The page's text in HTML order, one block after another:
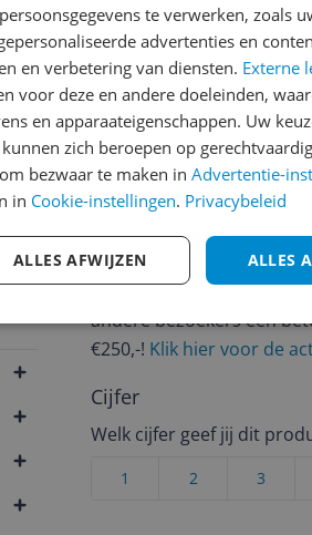
Reviews
Er zijn nog geen
Heb jij dit product in bezit
met het schrijven van je
een review gemiddeld
andere bezoekers een
€250,-! Klik hier voor de
Cijfer
Welk cijfer geef jij dit
3
2
1
te verwerken, zoals
advertenties en
en verbetering van diensten. Externe
voor deze en andere doeleinden,
en apparaateigenschappen. Uw
zich beroepen op
bezwaar te maken in Advertentie-
in Cookie-instellingen. Privacybeleid
ALLES
ALLES AFWIJZEN